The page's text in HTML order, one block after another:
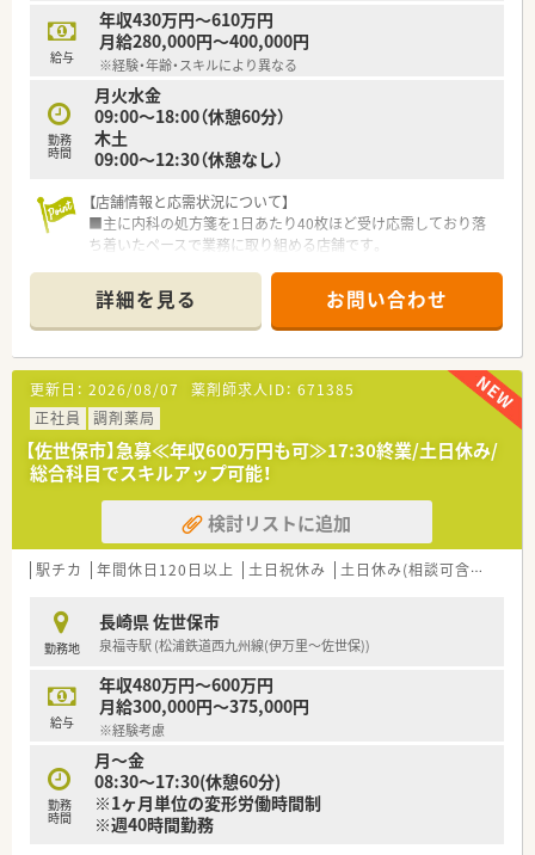
【求人情報について】
■年収は経験やスキルを十分に考慮し、600万円以上の提案も可
能です◎まずはお気軽にお問い合わせください。
■木曜日と日曜日、祝日が定休日となっているため、週ごとの休
みがしっかりと確保できる魅力的な勤務体系です。
■平日は18時まで土曜日は16時半までのシフトとなっており、
残業がほぼなく、生活リズムも整います◎
給与
年収430万円～610万円
月給280,000円～400,000円
※経験・年齢・スキルにより異なる
勤務
時間
月火水金
09:00～18:00（休憩60分）
木土
09:00～12:30（休憩なし）
【店舗情報と応需状況について】
■主に内科の処方箋を1日あたり40枚ほど受け応需しており落
ち着いたペースで業務に取り組める店舗です。
者さま一人ひとり丁寧な対応が可能です。
■投薬業務は基本的にお一人で担当いただく体制となっており
ご自身のペースを保ちながら勤務できます。
【想定される業務内容】
■主に内科領域の処方箋に基づいた調剤業務や服薬指導および
薬歴管理の業務全般をご担当いただきます。
■最新のICTシステムを活用しながら安全かつ正確に調剤と監査
の作業を進めていただくお仕事です。
■患者さまの生活の質を考慮した丁寧な服薬指導やコミュニケ
ーションを大切にして対応していただきます。
【職場環境と雰囲気】
■機械化が進んでいるため一人調剤の環境であっても焦ること
■近隣店舗とのネットワークが構築されており万が一の調剤過
誤防止や在庫不足の際も相互に手厚くサポートします。
■風通しの良い社風であり社員同士が互いを尊重し合いながら
協力して業務を行える心地よい職場環境です。
詳細を見る お問い合わせ
更新日： 2026/08/07 薬剤師求人ID： 671385
正社員
調剤薬局
【佐世保市】急募≪年収600万円も可≫17:30終業/土日休み/
総合科目でスキルアップ可能！
検討リストに追加
駅チカ 年間休日120日以上 土日祝休み 土日休み(相談可含む)
勤務地
長崎県 佐世保市
泉福寺駅 (松浦鉄道西九州線(伊万里～佐世保))
給与
年収480万円～600万円
月給300,000円～375,000円
※経験考慮
勤務
時間
月～金
08:30～17:30(休憩60分)
※1ヶ月単位の変形労働時間制
※週40時間勤務